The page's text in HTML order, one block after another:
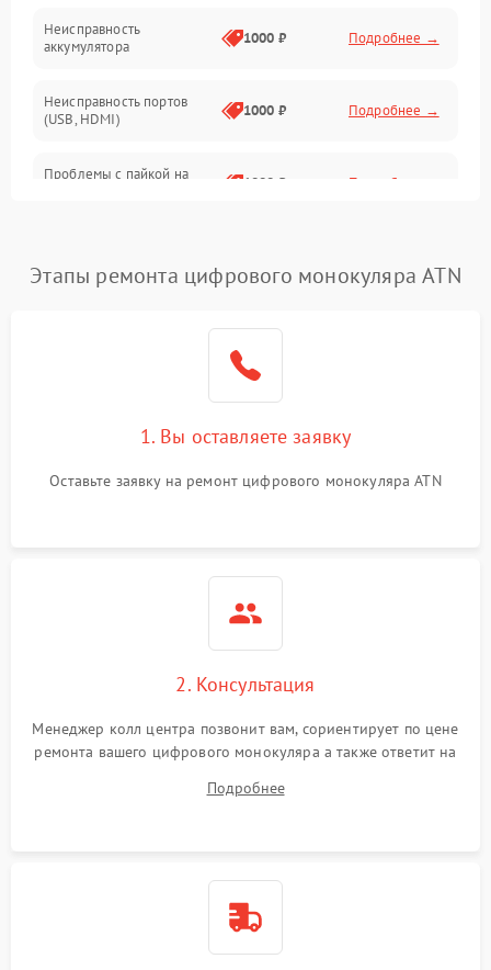
Неисправность
аккумулятора
1000 ₽ Подробнее →
Неисправность портов
(USB, HDMI)
1000 ₽ Подробнее →
Проблемы с пайкой на
1000 ₽ Подробнее →
500 ₽
1500 ₽
изображения
1000 ₽ Подробнее →
2000 ₽
Проблемы с заземлением 1000 ₽
Повреждение печатной
платы
Этапы ремонта цифрового монокуляра ATN
1. Вы оставляете заявку
Оставьте заявку на ремонт цифрового монокуляра ATN
2. Консультация
Менеджер колл центра позвонит вам, сориентирует по цене
ремонта вашего цифрового монокуляра а также ответит на
Подробнее